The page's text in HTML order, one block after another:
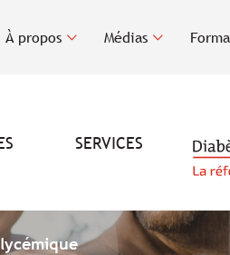
À propos Médias
SERVICES